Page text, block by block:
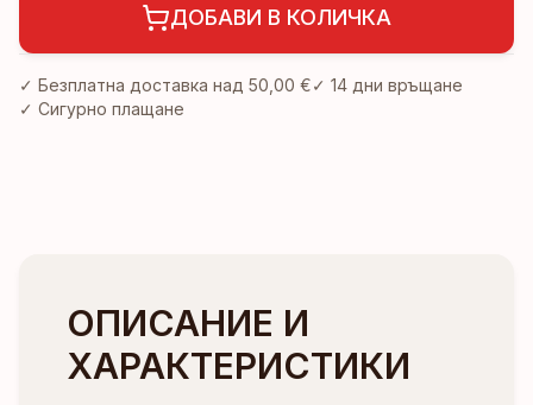
ДОБАВИ В КОЛИЧКА
✓ Безплатна доставка над 50,00 €✓ 14 дни връщане
✓ Сигурно плащане
ОПИСАНИЕ И
ХАРАКТЕРИСТИКИ